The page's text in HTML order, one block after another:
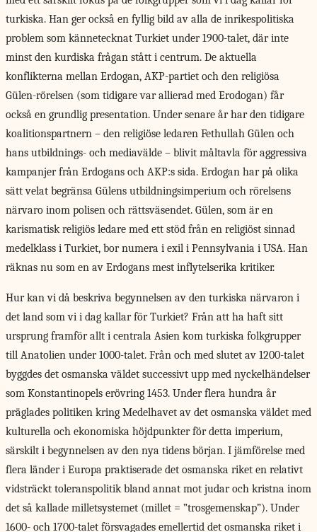
turkiska. Han ger också en fyllig bild av alla de inrikespolitiska
problem som kännetecknat Turkiet under 1900-talet, där inte
minst den kurdiska frågan stått i centrum. De aktuella
konflikterna mellan Erdogan, AKP-partiet och den religiösa
Gülen-rörelsen (som tidigare var allierad med Erodogan) får
också en grundlig presentation. Under senare år har den tidigare
koalitionspartnern – den religiöse ledaren Fethullah Gülen och
hans utbildnings- och mediavälde – blivit måltavla för aggressiva
kampanjer från Erdogans och AKP:s sida. Erdogan har på olika
sätt velat begränsa Gülens utbildningsimperium och rörelsens
närvaro inom polisen och rättsväsendet. Gülen, som är en
karismatisk religiös ledare med ett stöd från en religiöst sinnad
medelklass i Turkiet, bor numera i exil i Pennsylvania i USA. Han
räknas nu som en av Erdogans mest inflytelserika kritiker.
Hur kan vi då beskriva begynnelsen av den turkiska närvaron i
det land som vi i dag kallar för Turkiet? Från att ha haft sitt
ursprung framför allt i centrala Asien kom turkiska folkgrupper
till Anatolien under 1000-talet. Från och med slutet av 1200-talet
byggdes det osmanska väldet successivt upp med nyckelhändelser
som Konstantinopels erövring 1453. Under flera hundra år
präglades politiken kring Medelhavet av det osmanska väldet med
kulturella och ekonomiska höjdpunkter för detta imperium,
särskilt i begynnelsen av den nya tidens början. I jämförelse med
flera länder i Europa praktiserade det osmanska riket en relativt
vidsträckt toleranspolitik bland annat mot judar och kristna inom
det så kallade milletsystemet (millet = ”trosgemenskap”). Under
1600- och 1700-talet försvagades emellertid det osmanska riket i